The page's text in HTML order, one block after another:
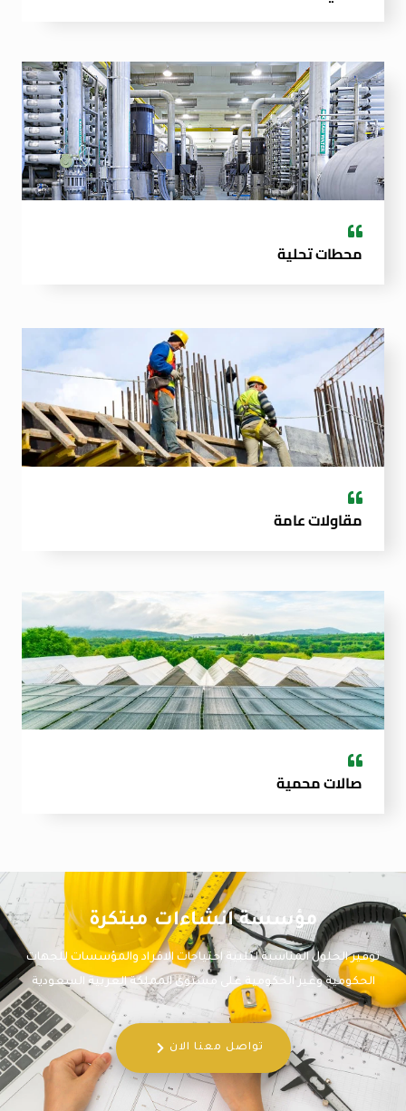
محطات تحلية
مقاولات عامة
صالات محمية
مؤسسة انشاءات مبتكرة
توفير الحلول المناسبة لتلبية احتياجات الافراد والمؤسسات للجهات
الحكومية وغير الحكومية على مستوى المملكة العربية السعودية
تواصل معنا الان